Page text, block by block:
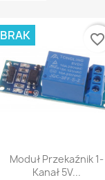
Szybki podgląd
Moduł Przekaźnik 1-
Kanał 5V...
BRAK favorite_border